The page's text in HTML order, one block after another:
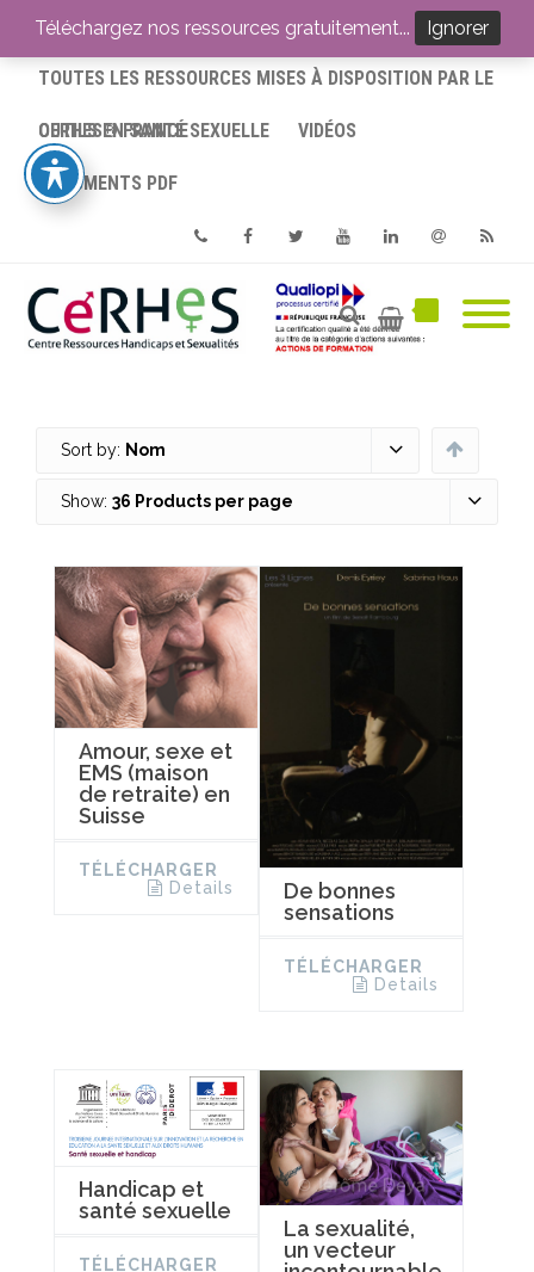
ACCUEIL
TOUTES LES RESSOURCES MISES À DISPOSITION PAR LE
CERHES® FRANCE
OUTILS EN SANTÉ SEXUELLE VIDÉOS
DOCUMENTS PDF
PhoneFacebookTwitterYoutube
Sort by: Nom
Show: 36 Products per page
Amour, sexe et
EMS (maison
de retraite) en
Suisse
TÉLÉCHARGER
Details
De bonnes
sensations
TÉLÉCHARGER
Details
Handicap et
santé sexuelle
TÉLÉCHARGER
La sexualité,
un vecteur
Téléchargez nos ressources gratuitement... Ignorer